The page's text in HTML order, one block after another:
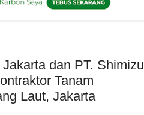
dan PT. Shimizu
Tanam
Laut, Jakarta